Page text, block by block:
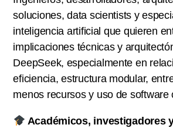
soluciones, data scientists y
inteligencia artificial que quieren
implicaciones técnicas y
DeepSeek, especialmente en
eficiencia, estructura modular,
menos recursos y uso de software
Académicos, investigadores